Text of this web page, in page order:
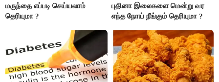
மருந்தை எப்படி செய்யலாம்
தெரியுமா ?
புதினா இலைகளை மென்று வர
எந்த நோய் நீங்கும் தெரியுமா ?